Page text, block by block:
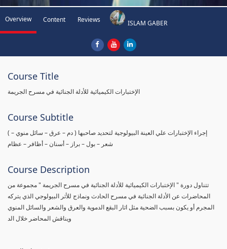
Overview Content Reviews ISLAM GABER
Course Title
الإختبارات الكيميائية للأدلة الجنائية في مسرح الجريمة
Course Subtitle
( إجراء الإختبارات علي العينة البيولوجية لتحديد صاحبها ( دم – عرق – سائل منوي –
شعر – بول – براز – أسنان – أظافر – عظام
Course Description
تتناول دورة " الإختبارات الكيميائية للأدلة الجنائية في مسرح الجريمة " مجموعة من
المحاضرات عن الأدلة الجنائية في مسرح الحادث ونماذج للأثر البيولوجي الذي يتركه
المجرم أو يكون بسبب الضحية مثل اثار البقع الدموية والعرق والشعر والسائل المنوي
ويناقش المحاضر خلال الد